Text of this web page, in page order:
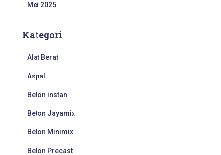
Mei 2025
Kategori
Alat Berat
Aspal
Beton instan
Beton Jayamix
Beton Minimix
Beton Precast